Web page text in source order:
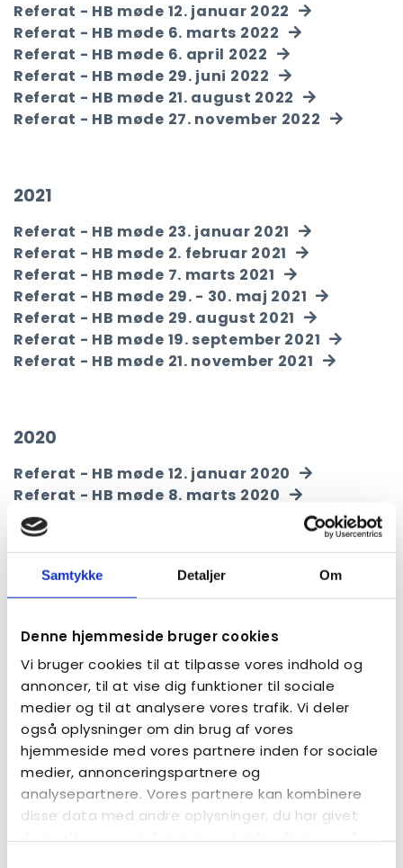
Samtykke Detaljer Om
Denne hjemmeside bruger cookies
Vi bruger cookies til at tilpasse vores indhold og
annoncer, til at vise dig funktioner til sociale
medier og til at analysere vores trafik. Vi deler
også oplysninger om din brug af vores
hjemmeside med vores partnere inden for sociale
medier, annonceringspartnere og
analysepartnere. Vores partnere kan kombinere
disse data med andre oplysninger, du har givet
dem, eller som de har indsamlet fra din brug af
Referat - HB møde 12. januar 2022
Referat - HB møde 6. marts 2022
Referat - HB møde 6. april 2022
Referat - HB møde 29. juni 2022
Referat - HB møde 21. august 2022
Referat - HB møde 27. november 2022
2021
Referat - HB møde 23. januar 2021
Referat - HB møde 2. februar 2021
Referat - HB møde 7. marts 2021
Referat - HB møde 29. - 30. maj 2021
Referat - HB møde 29. august 2021
Referat - HB møde 19. september 2021
Referat - HB møde 21. november 2021
2020
Referat - HB møde 12. januar 2020
Referat - HB møde 8. marts 2020
Referat - HB møde 1. maj 2020
Referat - HB møde 28. juni 2020
Referat - HB møde 23. august 2020
Referat - HB møde 20. september 2020
Referat - HB møde 18. oktober 2020
Referat - HB møde 5. november 2020
Referat - HB møde 10. november 2020
Referat - HB møde 13. november 2020
Referat - HB møde 29. november 2020
Referat - HB møde 30. november 2020
Landsformandens kontrakt
Det er besluttet, at formandens kontrakt skal være
tilgængelig. Derfor kan den findes her.